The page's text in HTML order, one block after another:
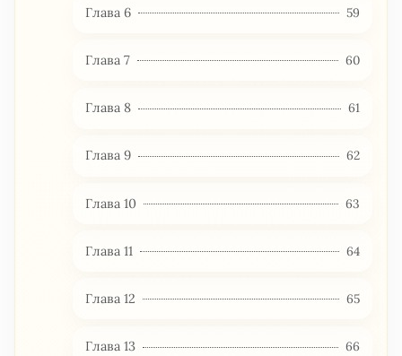
Глава 6 59
Глава 7 60
Глава 8 61
Глава 9 62
Глава 10 63
Глава 11 64
Глава 12 65
Глава 13 66